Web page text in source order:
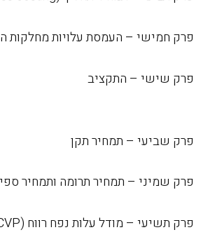
פרק חמישי – העמסת עלויות מחלקות
פרק שישי –
פרק שביעי – תמחיר תקן
פרק שמיני – תמחיר תרומה ותמחיר
פרק תשיעי – מודל עלות נפח רווח (